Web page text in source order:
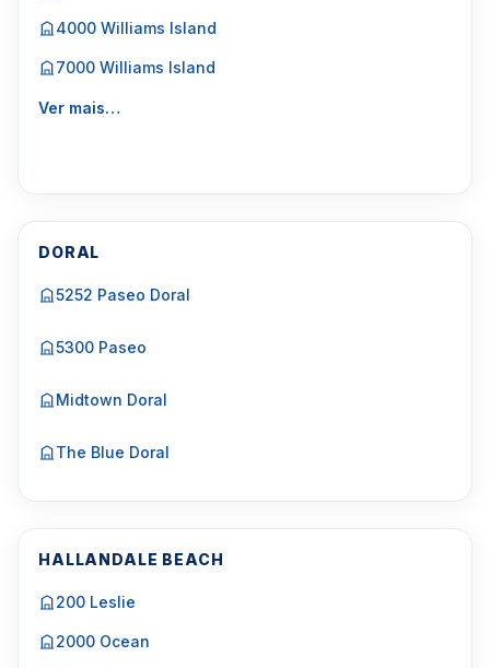
4000 Williams Island
7000 Williams Island
Ver mais…
DORAL
5252 Paseo Doral
5300 Paseo
Midtown Doral
The Blue Doral
HALLANDALE BEACH
200 Leslie
2000 Ocean